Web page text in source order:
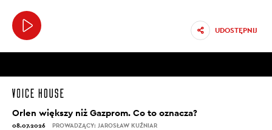
UDOSTĘPNIJ
Orlen większy niż Gazprom. Co to oznacza?
08.07.2026 PROWADZĄCY: JAROSŁAW KUŹNIAR